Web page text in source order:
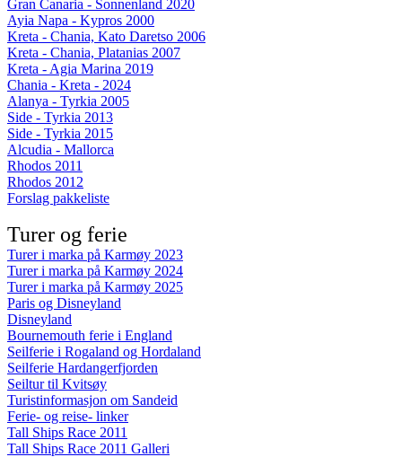
Gran Canaria - Sonnenland 2020
Ayia Napa - Kypros 2000
Kreta - Chania, Kato Daretso 2006
Kreta - Chania, Platanias 2007
Kreta - Agia Marina 2019
Chania - Kreta - 2024
Alanya - Tyrkia 2005
Side - Tyrkia 2013
Side - Tyrkia 2015
Alcudia - Mallorca
Rhodos 2011
Rhodos 2012
Forslag pakkeliste
Turer og ferie
Turer i marka på Karmøy 2023
Turer i marka på Karmøy 2024
Turer i marka på Karmøy 2025
Paris og Disneyland
Disneyland
Bournemouth ferie i England
Seilferie i Rogaland og Hordaland
Seilferie Hardangerfjorden
Seiltur til Kvitsøy
Turistinformasjon om Sandeid
Ferie- og reise- linker
Tall Ships Race 2011
Tall Ships Race 2011 Galleri